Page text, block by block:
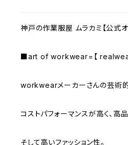
神戸の作業服屋 ムラカミ【公式オ
■art of workwear=【 realwear
workwearメーカーさんの芸術的
コストパフォーマンスが高く、高品
そして高いファッション性。